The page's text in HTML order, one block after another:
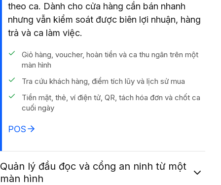
theo ca. Dành cho cửa hàng cần bán nhanh
nhưng vẫn kiểm soát được biên lợi nhuận, hàng
trả và ca làm việc.
Giỏ hàng, voucher, hoàn tiền và ca thu ngân trên một
màn hình
Tra cứu khách hàng, điểm tích lũy và lịch sử mua
Tiền mặt, thẻ, ví điện tử, QR, tách hóa đơn và chốt ca
cuối ngày
POS
Quản lý đầu đọc và cổng an ninh từ một
màn hình